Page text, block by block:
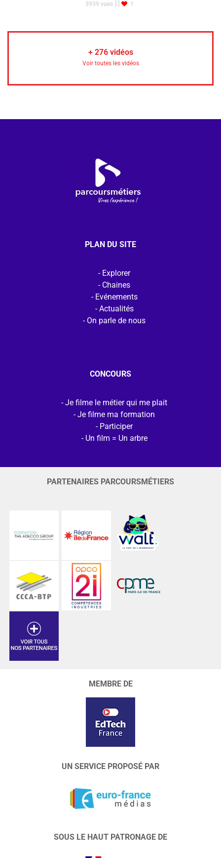
3939 vues
1
+ 276vidéos
Voir toutes les vidéos
PLAN DU SITE
Explorer
Chaines
Evénements
Actualités
On parle de nous
CONCOURS
Je filme le métier qui me plait
Je filme ma formation
Participer
Un film = Un arbre
PARTENAIRES PARCOURSMÉTIERS
MEMBRE DE
UN SERVICE PROPOSÉ PAR
SOUS LE HAUT PATRONAGE DE